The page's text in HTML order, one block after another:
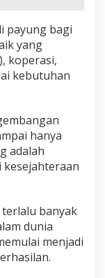
payung bagi
yang
koperasi,
kebutuhan
hanya
adalah
banyak
dunia
menjadi